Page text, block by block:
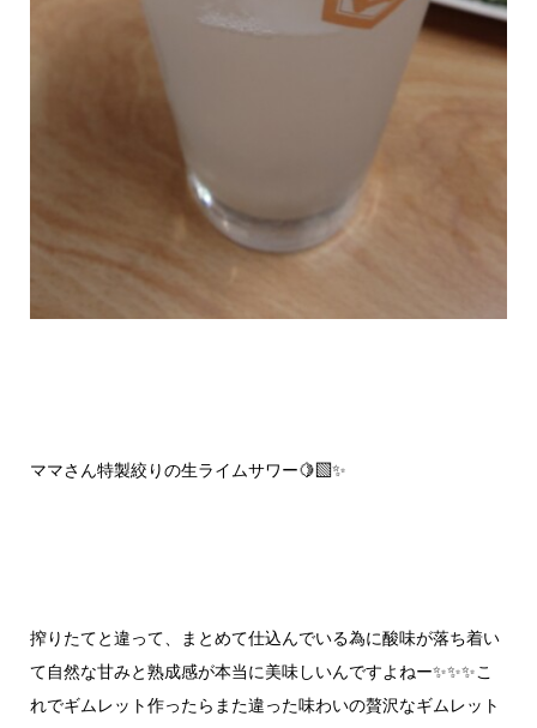
ママさん特製絞りの生ライムサワー🍋‍🟩✨
搾りたてと違って、まとめて仕込んでいる為に酸味が落ち着い
て自然な甘みと熟成感が本当に美味しいんですよねー✨✨✨こ
れでギムレット作ったらまた違った味わいの贅沢なギムレット